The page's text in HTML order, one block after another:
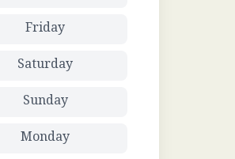
Friday
Saturday
Sunday
Monday